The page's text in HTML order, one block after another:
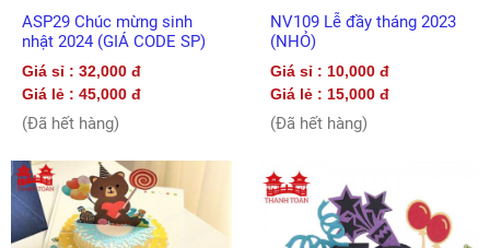
ASP29 Chúc mừng sinh
nhật 2024 (GIÁ CODE SP)
Giá sỉ : 32,000 đ
Giá lẻ : 45,000 đ
(Đã hết hàng)
NV109 Lễ đầy tháng 2023
(NHỎ)
Giá sỉ : 10,000 đ
Giá lẻ : 15,000 đ
(Đã hết hàng)